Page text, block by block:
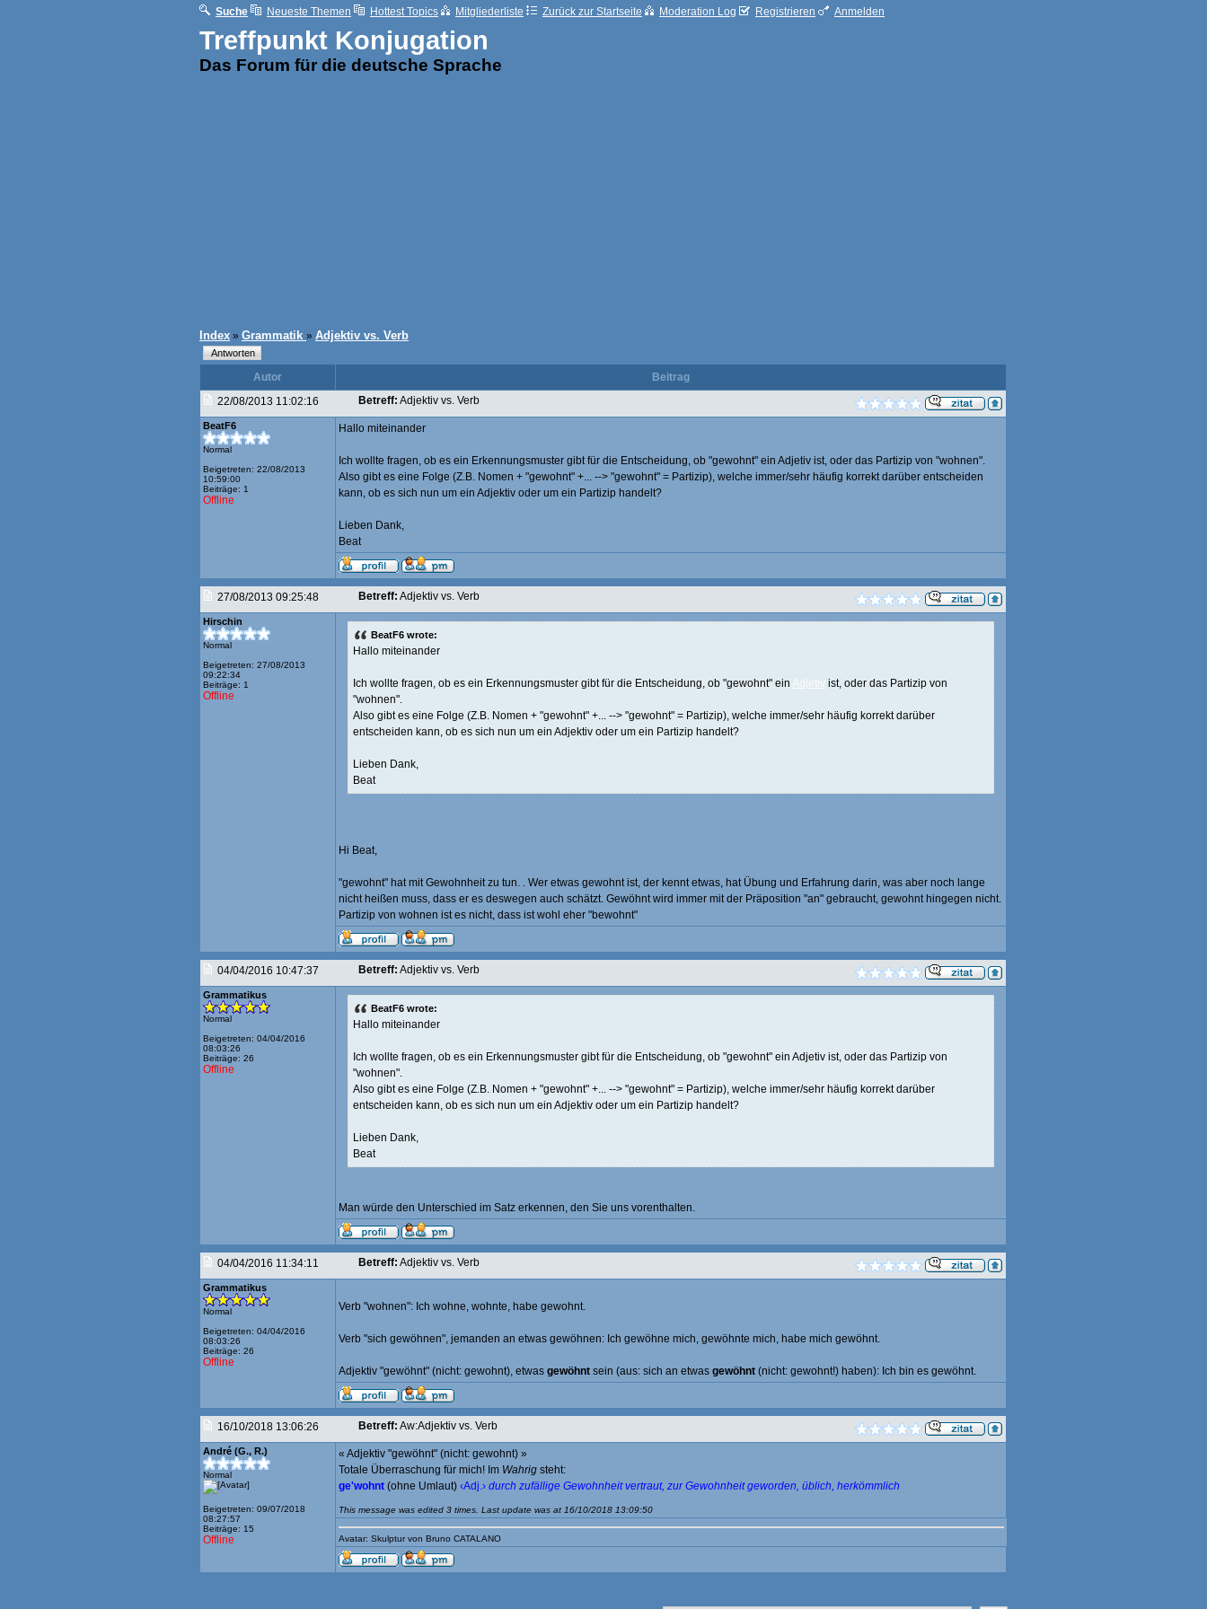
Suche Neueste Themen Hottest Topics Mitgliederliste Zurück zur Startseite Moderation Log Registrieren Anmelden
Treffpunkt Konjugation
Das Forum für die deutsche Sprache
Index » Grammatik » Adjektiv vs. Verb
Autor
Beitrag
22/08/2013 11:02:16
Betreff: Adjektiv vs. Verb
BeatF6
Normal
Beigetreten: 22/08/2013
10:59:00
Beiträge: 1
Offline
Hallo miteinander
Ich wollte fragen, ob es ein Erkennungsmuster gibt für die Entscheidung, ob "gewohnt" ein Adjetiv ist, oder das Partizip von "wohnen".
Also gibt es eine Folge (Z.B. Nomen + "gewohnt" +... --> "gewohnt" = Partizip), welche immer/sehr häufig korrekt darüber entscheiden
kann, ob es sich nun um ein Adjektiv oder um ein Partizip handelt?
Lieben Dank,
Beat
27/08/2013 09:25:48 Betreff: Adjektiv vs. Verb
Hirschin
Normal
Beigetreten: 27/08/2013
09:22:34
Beiträge: 1
Offline
BeatF6 wrote:
Hallo miteinander
Ich wollte fragen, ob es ein Erkennungsmuster gibt für die Entscheidung, ob "gewohnt" ein Adjetiv ist, oder das Partizip von
"wohnen".
Also gibt es eine Folge (Z.B. Nomen + "gewohnt" +... --> "gewohnt" = Partizip), welche immer/sehr häufig korrekt darüber
entscheiden kann, ob es sich nun um ein Adjektiv oder um ein Partizip handelt?
Lieben Dank,
Beat
Hi Beat,
"gewohnt" hat mit Gewohnheit zu tun. . Wer etwas gewohnt ist, der kennt etwas, hat Übung und Erfahrung darin, was aber noch lange
nicht heißen muss, dass er es deswegen auch schätzt. Gewöhnt wird immer mit der Präposition "an" gebraucht, gewohnt hingegen nicht.
Partizip von wohnen ist es nicht, dass ist wohl eher "bewohnt"
04/04/2016 10:47:37 Betreff: Adjektiv vs. Verb
Grammatikus
Normal
Beigetreten: 04/04/2016
08:03:26
Beiträge: 26
Offline
BeatF6 wrote:
Hallo miteinander
Ich wollte fragen, ob es ein Erkennungsmuster gibt für die Entscheidung, ob "gewohnt" ein Adjetiv ist, oder das Partizip von
"wohnen".
Also gibt es eine Folge (Z.B. Nomen + "gewohnt" +... --> "gewohnt" = Partizip), welche immer/sehr häufig korrekt darüber
entscheiden kann, ob es sich nun um ein Adjektiv oder um ein Partizip handelt?
Lieben Dank,
Beat
Man würde den Unterschied im Satz erkennen, den Sie uns vorenthalten.
04/04/2016 11:34:11 Betreff: Adjektiv vs. Verb
Grammatikus
Normal
Beigetreten: 04/04/2016
08:03:26
Beiträge: 26
Offline
Verb "wohnen": Ich wohne, wohnte, habe gewohnt.
Verb "sich gewöhnen", jemanden an etwas gewöhnen: Ich gewöhne mich, gewöhnte mich, habe mich gewöhnt.
Adjektiv "gewöhnt" (nicht: gewohnt), etwas gewöhnt sein (aus: sich an etwas gewöhnt (nicht: gewohnt!) haben): Ich bin es gewöhnt.
16/10/2018 13:06:26 Betreff: Aw:Adjektiv vs. Verb
André (G., R.)
Normal
Beigetreten: 09/07/2018
08:27:57
Beiträge: 15
Offline
« Adjektiv "gewöhnt" (nicht: gewohnt) »
Totale Überraschung für mich! Im Wahrig steht:
ge'wohnt (ohne Umlaut) ‹Adj.› durch zufällige Gewohnheit vertraut, zur Gewohnheit geworden, üblich, herkömmlich
This message was edited 3 times. Last update was at 16/10/2018 13:09:50
Avatar: Skulptur von Bruno CATALANO